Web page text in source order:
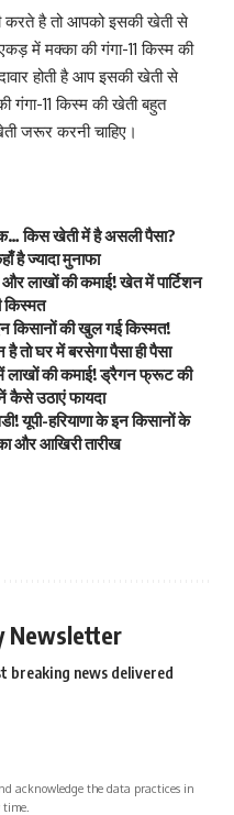
करते है तो आपको इसकी खेती से
में मक्का की गंगा-11 किस्म की
होती है आप इसकी खेती से
11 किस्म की खेती बहुत
जरूर करनी चाहिए।
किस खेती में है असली पैसा?
है ज्यादा मुनाफा
लाखों की कमाई! खेत में पार्टिशन
किस्मत
की खुल गई किस्मत!
तो घर में बरसेगा पैसा ही पैसा
की कमाई! ड्रैगन फ्रूट की
कैसे उठाएं फायदा
यूपी-हरियाणा के इन किसानों के
और आखिरी तारीख
Newsletter
breaking news delivered
acknowledge the data practices in